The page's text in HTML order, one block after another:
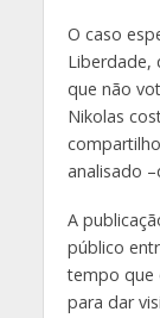
O caso
Liberdade,
que não
Nikolas
analisado
A
público
tempo que
para dar